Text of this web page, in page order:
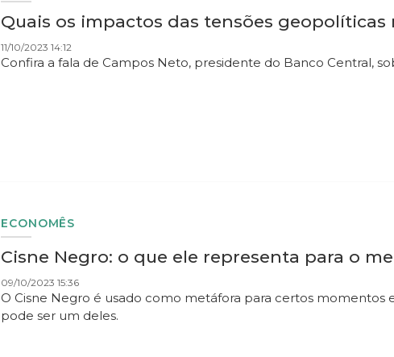
Quais os impactos das tensões geopolíticas
11/10/2023 14:12
Confira a fala de Campos Neto, presidente do Banco Central,
ECONOMÊS
Cisne Negro: o que ele representa para o
09/10/2023 15:36
O Cisne Negro é usado como metáfora para certos momentos
pode ser um deles.